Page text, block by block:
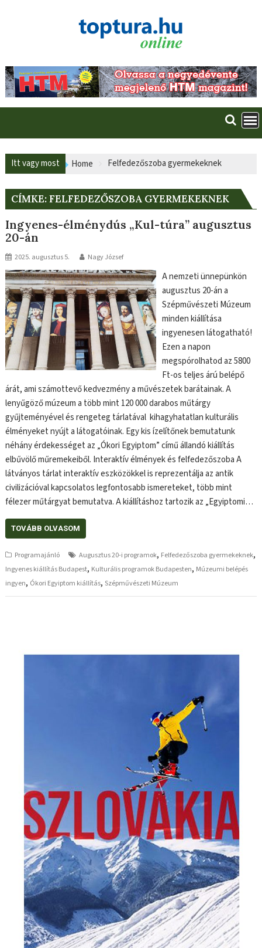
Itt vagy most Home Felfedezőszoba gyermekeknek
CÍMKE:FELFEDEZŐSZOBA GYERMEKEKNEK
Ingyenes-élménydús „Kul-túra” augusztus
20-án
2025. augusztus 5. Nagy József
A nemzeti ünnepünkön
augusztus 20-án a
Szépművészeti Múzeum
minden kiállítása
ingyenesen látogatható!
Ezen a napon
megspórolhatod az 5800
Ft-os teljes árú belépő
árát, ami számottevő kedvezmény a művészetek barátainak. A
lenyűgöző múzeum a több mint 120 000 darabos műtárgy
gyűjteményével és rengeteg tárlatával kihagyhatatlan kulturális
élményeket nyújt a látogatóinak. Egy kis ízelítőnek bemutatunk
néhány érdekességet az „Ókori Egyiptom” című állandó kiállítás
elbűvölő műremekeiből. Interaktív élmények és felfedezőszoba A
látványos tárlat interaktív eszközökkel is reprezentálja az antik
civilizációval kapcsolatos legfontosabb ismereteket, több mint
félezer műtárgyat bemutatva. A kiállításhoz tartozik az „Egyiptomi…
TOVÁBB OLVASOM
Programajánló Augusztus 20-i programok, Felfedezőszoba gyermekeknek,
Ingyenes kiállítás Budapest, Kulturális programok Budapesten, Múzeumi belépés
ingyen, Ókori Egyiptom kiállítás, Szépművészeti Múzeum